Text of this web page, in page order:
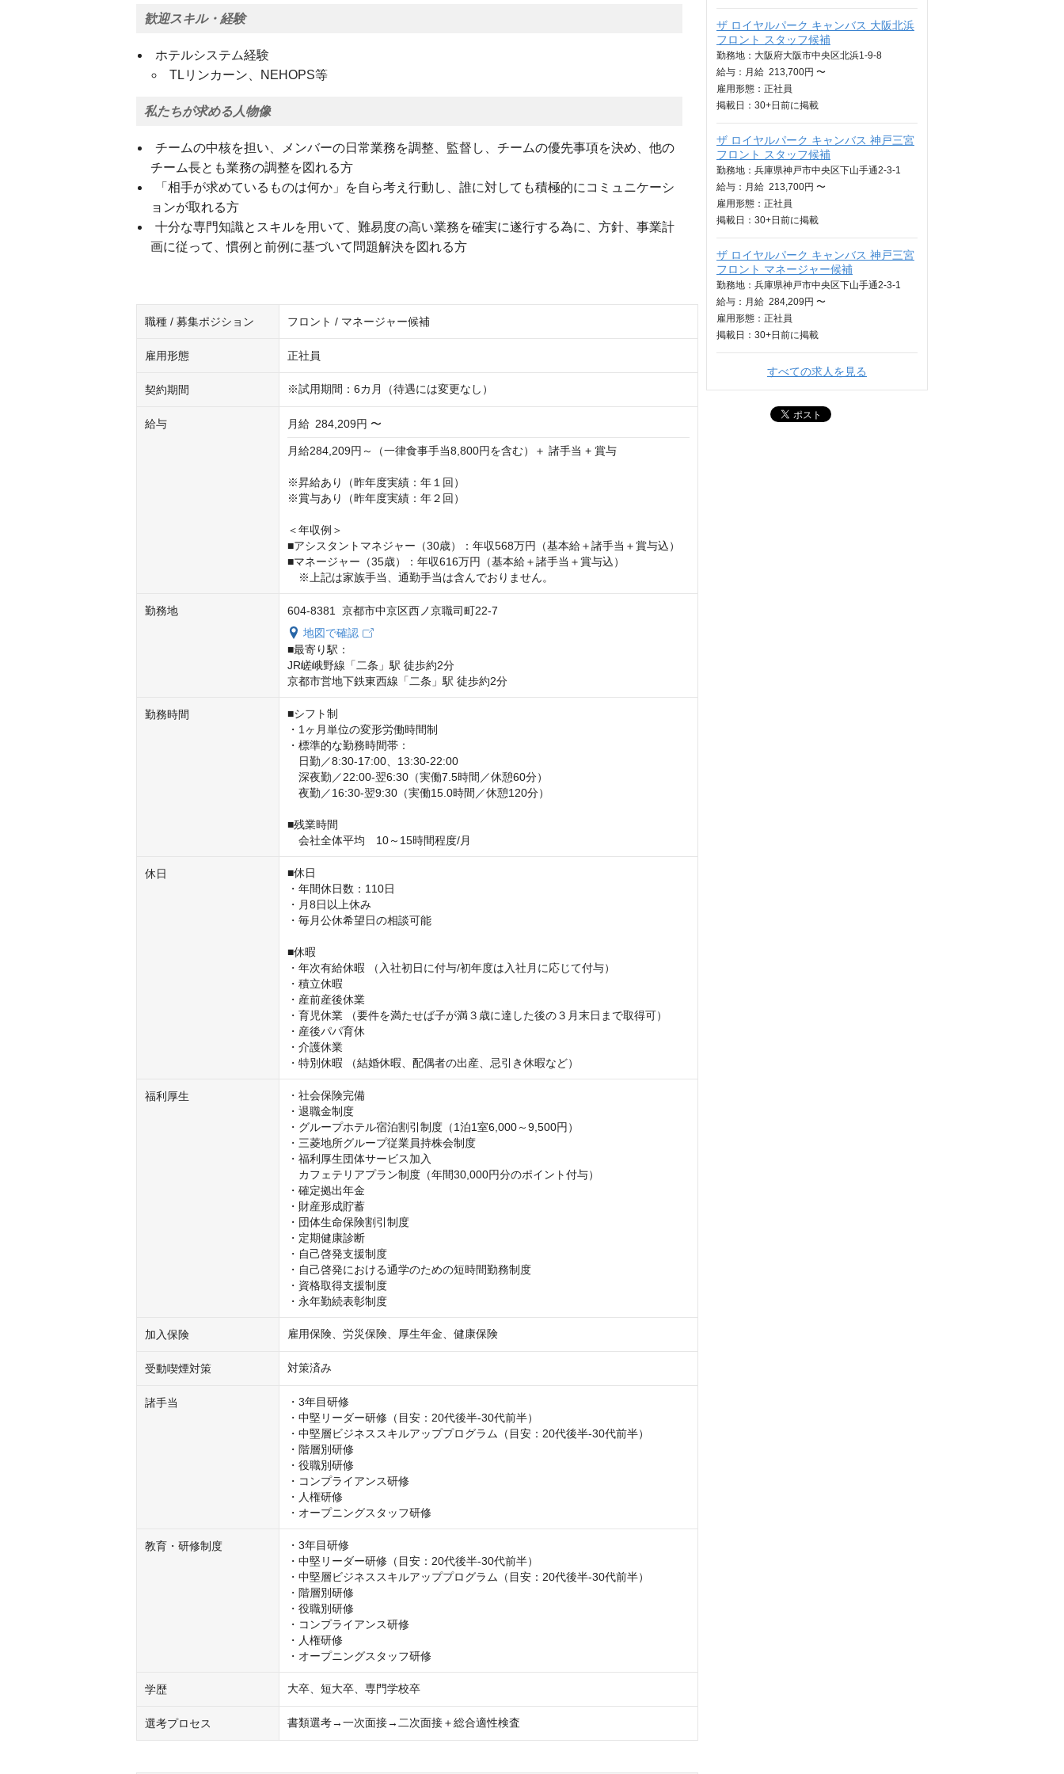
歓迎スキル・経験
ホテルシステム経験
TLリンカーン、NEHOPS等
私たちが求める人物像
チームの中核を担い、メンバーの日常業務を調整、監督し、チームの優先事項を決め、他の
チーム長とも業務の調整を図れる方
「相手が求めているものは何か」を自ら考え行動し、誰に対しても積極的にコミュニケーシ
ョンが取れる方
十分な専門知識とスキルを用いて、難易度の高い業務を確実に遂行する為に、方針、事業計
画に従って、慣例と前例に基づいて問題解決を図れる方
職種 / 募集ポジション フロント / マネージャー候補
雇用形態 正社員
契約期間 ※試用期間：6カ月（待遇には変更なし）
給与 月給 284,209円 〜
月給284,209円～（一律食事手当8,800円を含む）＋ 諸手当 + 賞与
※昇給あり（昨年度実績：年１回）
※賞与あり（昨年度実績：年２回）
＜年収例＞
■アシスタントマネジャー（30歳）：年収568万円（基本給＋諸手当＋賞与込）
■マネージャー（35歳）：年収616万円（基本給＋諸手当＋賞与込）
※上記は家族手当、通勤手当は含んでおりません。
勤務地
604-8381 京都市中京区西ノ京職司町22-7
地図で確認
■最寄り駅：
JR嵯峨野線「二条」駅 徒歩約2分
京都市営地下鉄東西線「二条」駅 徒歩約2分
勤務時間
■シフト制
・1ヶ月単位の変形労働時間制
・標準的な勤務時間帯：
日勤／8:30-17:00、13:30-22:00
深夜勤／22:00-翌6:30（実働7.5時間／休憩60分）
夜勤／16:30-翌9:30（実働15.0時間／休憩120分）
■残業時間
会社全体平均　10～15時間程度/月
休日
■休日
・年間休日数：110日
・月8日以上休み
・毎月公休希望日の相談可能
■休暇
・年次有給休暇 （入社初日に付与/初年度は入社月に応じて付与）
・積立休暇
・産前産後休業
・育児休業 （要件を満たせば子が満３歳に達した後の３月末日まで取得可）
・産後パパ育休
・介護休業
・特別休暇 （結婚休暇、配偶者の出産、忌引き休暇など）
福利厚生
・社会保険完備
・退職金制度
・グループホテル宿泊割引制度（1泊1室6,000～9,500円）
・三菱地所グループ従業員持株会制度
・福利厚生団体サービス加入
カフェテリアプラン制度（年間30,000円分のポイント付与）
・確定拠出年金
・財産形成貯蓄
・団体生命保険割引制度
・定期健康診断
・自己啓発支援制度
・自己啓発における通学のための短時間勤務制度
・資格取得支援制度
・永年勤続表彰制度
加入保険 雇用保険、労災保険、厚生年金、健康保険
受動喫煙対策 対策済み
諸手当
・3年目研修
・中堅リーダー研修（目安：20代後半-30代前半）
・中堅層ビジネススキルアッププログラム（目安：20代後半-30代前半）
・階層別研修
・役職別研修
・コンプライアンス研修
・人権研修
・オープニングスタッフ研修
教育・研修制度
・3年目研修
・中堅リーダー研修（目安：20代後半-30代前半）
・中堅層ビジネススキルアッププログラム（目安：20代後半-30代前半）
・階層別研修
・役職別研修
・コンプライアンス研修
・人権研修
・オープニングスタッフ研修
学歴 大卒、短大卒、専門学校卒
選考プロセス 書類選考→一次面接→二次面接＋総合適性検査
ザ ロイヤルパーク キャンバス 大阪北浜
フロント スタッフ候補
勤務地：大阪府大阪市中央区北浜1-9-8
給与： 月給 213,700円 〜
雇用形態：正社員
掲載日： 30+日 前に掲載
ザ ロイヤルパーク キャンバス 神戸三宮
フロント スタッフ候補
勤務地：兵庫県神戸市中央区下山手通2-3-1
給与： 月給 213,700円 〜
雇用形態：正社員
掲載日： 30+日 前に掲載
ザ ロイヤルパーク キャンバス 神戸三宮
フロント マネージャー候補
勤務地：兵庫県神戸市中央区下山手通2-3-1
給与： 月給 284,209円 〜
雇用形態：正社員
掲載日： 30+日 前に掲載
すべての求人を見る